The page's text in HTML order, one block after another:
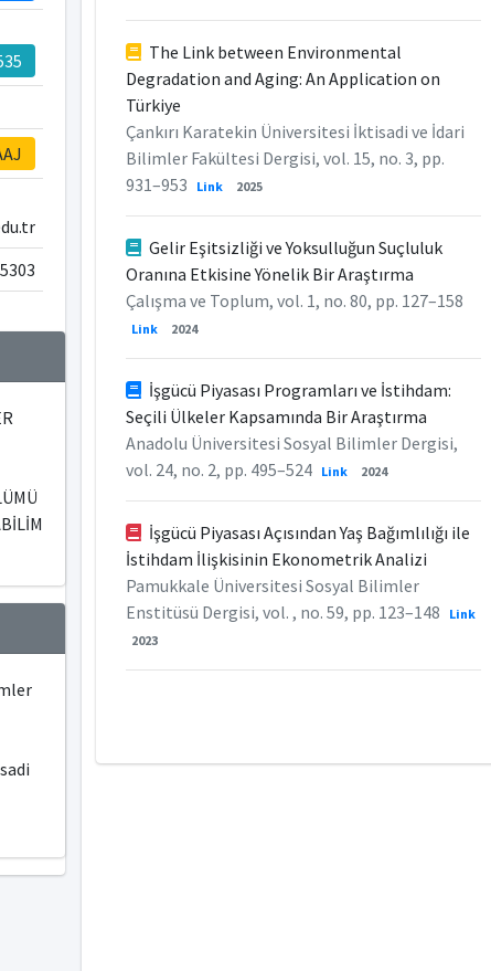
The Link between Environmental
Degradation and Aging: An Application on
Türkiye
Çankırı Karatekin Üniversitesi İktisadi ve İdari
Bilimler Fakültesi Dergisi, vol. 15, no. 3, pp.
931–953
Link 2025
Gelir Eşitsizliği ve Yoksulluğun Suçluluk
Oranına Etkisine Yönelik Bir Araştırma
Çalışma ve Toplum, vol. 1, no. 80, pp. 127–158
Link 2024
İşgücü Piyasası Programları ve İstihdam:
Seçili Ülkeler Kapsamında Bir Araştırma
Anadolu Üniversitesi Sosyal Bilimler Dergisi,
vol. 24, no. 2, pp. 495–524 Link 2024
İşgücü Piyasası Açısından Yaş Bağımlılığı ile
İstihdam İlişkisinin Ekonometrik Analizi
Pamukkale Üniversitesi Sosyal Bilimler
Enstitüsü Dergisi, vol. , no. 59, pp. 123–148
Link
2023